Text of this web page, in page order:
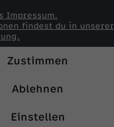
Impressum.
findest du in unserer
Zustimmen
Ablehnen
Einstellen